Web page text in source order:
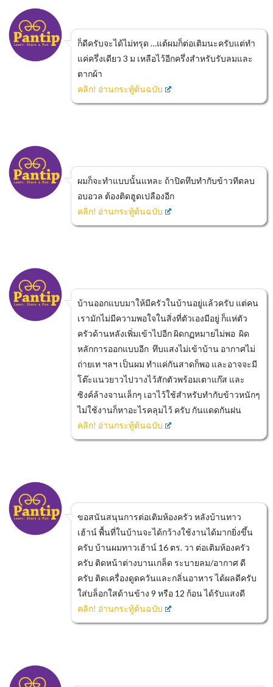
ก็ดีครับจะได้ไม่ทรุด …แต้ผมก็ต่อเติมนะครับแต่ทำ
แค่ครึ่งเดียว 3 ม เหลือไว้อีกครึ่งสำหรับรับลมและ
ตากผ้า
คลิก! อ่านกระทู้ต้นฉบับ
ผมก็จะทำแบบนั้นแหละ ถ้าปิดทึบทำกับข้าวทีตลบ
อบอวล ต้องติดฮูดเปลืองอีก
คลิก! อ่านกระทู้ต้นฉบับ
บ้านออกแบบมาให้มีครัวในบ้านอยู่แล้วครับ แต่คน
เรามักไม่มีความพอใจในสิ่งที่ตัวเองมีอยู่ ก็แห่ตัว
ครัวด้านหลังเพิ่มเข้าไปอีก ผิดกฏหมายไม่พอ ผิด
หลักการออกแบบอีก ทึบแสงไม่เข้าบ้าน อากาศไม่
ถ่ายเท ฯลฯ เป็นผม ทำแค่กันสาดก็พอ และอาจจะมี
โต๊ะแนวยาวไปวางไว้สักตัวพร้อมเตาแก๊ส และ
ซิงค์ล้างจานเล็กๆ เอาไว้ใช้สำหรับทำกับข้าวหนักๆ
ไม่ใช้งานก็หาอะไรคลุมไว้ ครับ กันแดดกันฝน
คลิก! อ่านกระทู้ต้นฉบับ
ขอสนันสนุนการต่อเติมห้องครัว หลังบ้านทาว
เฮ้าน์ พื้นที่ในบ้านจะได้กว้างใช้งานได้มากยิ่งขึ้น
ครับ บ้านผมทาวเฮ้าน์ 16 ตร. วา ต่อเติมห้องครัว
ครับ ติดหน้าต่างบานเกล็ด ระบายลม/อากาศ ดี
ครับ ติดเครื่องดูดควันและกลิ่นอาหาร ได้ผลดีครับ
ใส่บล็อกใสด้านข้าง 9 หรือ 12 ก้อน ได้รับแสงดี
คลิก! อ่านกระทู้ต้นฉบับ